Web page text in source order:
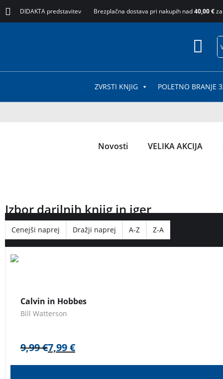
DIDAKTA predstavitev Brezplačna dostava pri nakupih nad40,00 €
ZVRSTI KNJIG POLETNO BRANJE
Novosti VELIKA AKCIJA
Izbor darilnih knjig in iger
Cenejši naprej Dražji naprej A-Z Z-A
Calvin in Hobbes
Bill Watterson
9,99€7,99€